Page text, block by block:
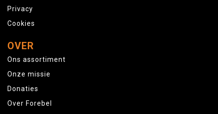
Privacy
Cookies
OVER
Ons assortiment
Onze missie
Donaties
Over Forebel